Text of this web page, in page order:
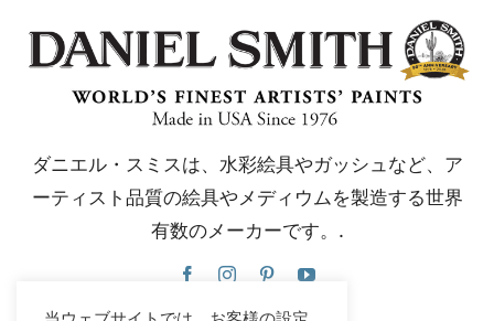
ダニエル・スミスは、水彩絵具やガッシュなど、ア
ーティスト品質の絵具やメディウムを製造する世界
有数のメーカーです。.